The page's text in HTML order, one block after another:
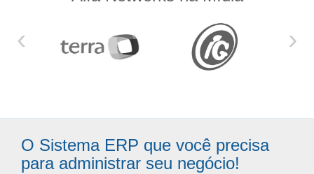
‹ ›
O Sistema ERP que você precisa
para administrar seu negócio!